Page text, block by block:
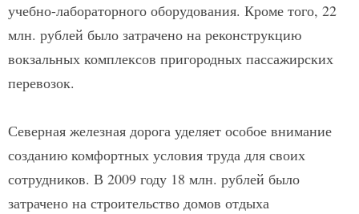
учебно-лабораторного оборудования. Кроме того, 22
млн. рублей было затрачено на реконструкцию
вокзальных комплексов пригородных пассажирских
перевозок.
Северная железная дорога уделяет особое внимание
созданию комфортных условия труда для своих
сотрудников. В 2009 году 18 млн. рублей было
затрачено на строительство домов отдыха